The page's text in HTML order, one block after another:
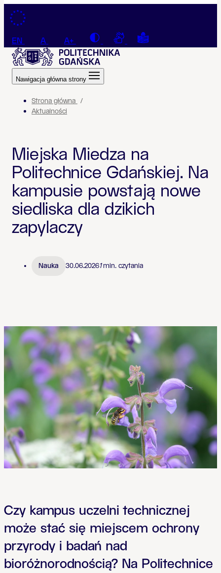
Przejdź do treści
EN A A+ Contrast Connection with a sign
Tekst łatwy do
Nawigacja główna strony
Strona główna
Aktualności
Miejska Miedza na
Politechnice Gdańskiej. Na
kampusie powstają nowe
siedliska dla dzikich
zapylaczy
Nauka 30.06.20261min. czytania
Czy kampus uczelni technicznej
może stać się miejscem ochrony
przyrody i badań nad
bioróżnorodnością? Na Politechnice